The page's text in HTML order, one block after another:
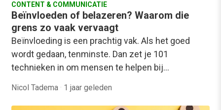
CONTENT & COMMUNICATIE
Beïnvloeden of belazeren? Waarom die
grens zo vaak vervaagt
Beïnvloeding is een prachtig vak. Als het goed
wordt gedaan, tenminste. Dan zet je 101
technieken in om mensen te helpen bij…
Nicol Tadema · 1 jaar geleden